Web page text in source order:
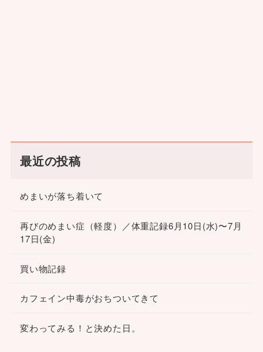
最近の投稿
めまいが落ち着いて
再びのめまい症（軽度）／体重記録6月10日(水)〜7月
17日(金)
買い物記録
カフェイン中毒がおちついてきて
変わってみる！と決めた日。